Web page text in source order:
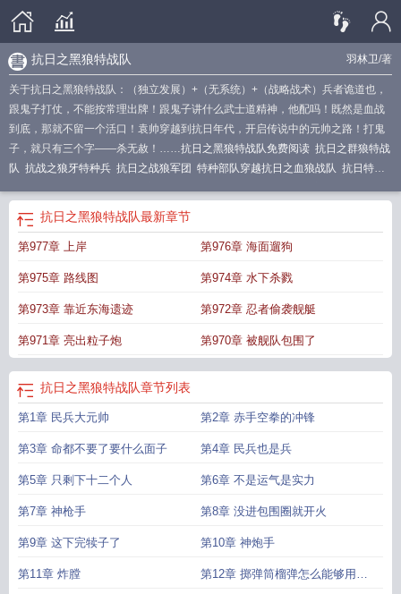
羽林卫/著
抗日之黑狼特战队
关于抗日之黑狼特战队：（独立发展）+（无系统）+（战略战术）兵者诡道也，
跟鬼子打仗，不能按常理出牌！跟鬼子讲什么武士道精神，他配吗！既然是血战
到底，那就不留一个活口！袁帅穿越到抗日年代，开启传说中的元帅之路！打鬼
子，就只有三个字——杀无赦！……抗日之黑狼特战队免费阅读 抗日之群狼特战
队 抗战之狼牙特种兵 抗日之战狼军团 特种部队穿越抗日之血狼战队 抗日特战
日之黑豹特战队txt 抗战之黑鹰特战队
队 黑狼女子特战队演员表
队黑狼特战队电影免费观看 抗日之狼兵抗日之黑狼特战队TXT笔趣阔
嶷黑豹
抗日之天狼特战队 抗战之黑豹特战队 抗日之特混战队
影抗日之战狼九嶷黑豹抗日之黑狼特战队全文阅读抗日之精英特战队全文免费
战抗战之刺狼特战队抗日之黑狼特战队影片免费观看抗日特战队电视剧45
费看 抗日之黑狼特战队TXT免费猛虎特战队42集抗日
女子特战队抗日之特种战队抗日之黑狼特战队电影在线看抗日之黑狼特战队八
零电子书抗日之黑狼特战队电影免费观看苍狼女子特战队抗日特战队系列电视
剧抗日之黑狼特战队TXT 抗日之黑狼特战队全本免费 抗战到底之特警战狼
狼特战队抗日之黑狼特战队免费观看电视剧抗日之黑豹特战队
队
抗日之黑狼特战队最新章节
第977章 上岸 第976章 海面遛狗
第975章 路线图 第974章 水下杀戮
第973章 靠近东海遗迹 第972章 忍者偷袭舰艇
第971章 亮出粒子炮 第970章 被舰队包围了
抗日之黑狼特战队章节列表
第1章 民兵大元帅 第2章 赤手空拳的冲锋
第3章 命都不要了要什么面子 第4章 民兵也是兵
第5章 只剩下十二个人 第6章 不是运气是实力
第7章 神枪手 第8章 没进包围圈就开火
第9章 这下完犊子了 第10章 神炮手
第11章 炸膛 第12章 掷弹筒榴弹怎么能够用手